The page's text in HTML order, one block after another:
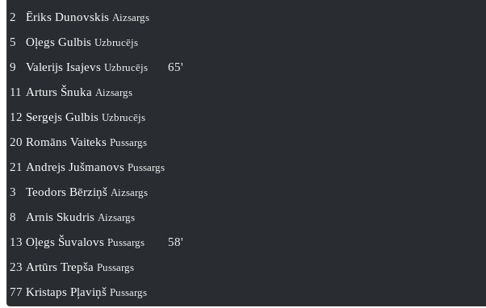
2 Ēriks Dunovskis Aizsargs
5 Oļegs Gulbis Uzbrucējs
9 Valerijs Isajevs Uzbrucējs
65'
11 Arturs Šnuka Aizsargs
12 Sergejs Gulbis Uzbrucējs
20 Romāns Vaiteks Pussargs
21 Andrejs Jušmanovs Pussargs
3 Teodors Bērziņš Aizsargs
8 Arnis Skudris Aizsargs
13 Oļegs Šuvalovs Pussargs
58'
23 Artūrs Trepša Pussargs
77 Kristaps Pļaviņš Pussargs